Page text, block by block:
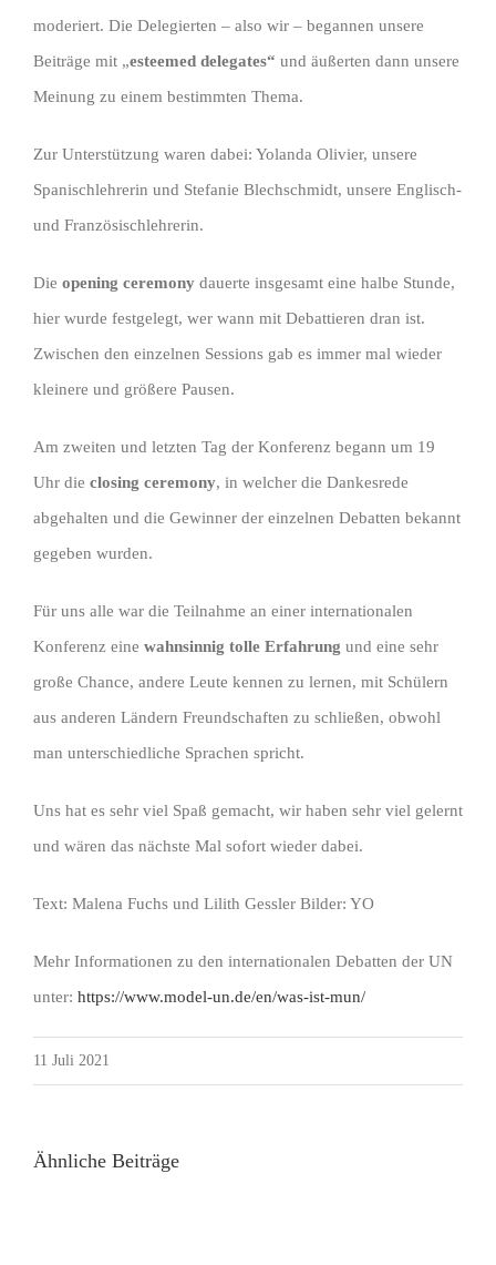
moderiert. Die Delegierten – also wir – begannen unsere
Beiträge mit „esteemed delegates“ und äußerten dann unsere
Meinung zu einem bestimmten Thema.
Zur Unterstützung waren dabei: Yolanda Olivier, unsere
Spanischlehrerin und Stefanie Blechschmidt, unsere Englisch-
und Französischlehrerin.
Die opening ceremony dauerte insgesamt eine halbe Stunde,
hier wurde festgelegt, wer wann mit Debattieren dran ist.
Zwischen den einzelnen Sessions gab es immer mal wieder
kleinere und größere Pausen.
Am zweiten und letzten Tag der Konferenz begann um 19
Uhr die closing ceremony, in welcher die Dankesrede
abgehalten und die Gewinner der einzelnen Debatten bekannt
gegeben wurden.
Für uns alle war die Teilnahme an einer internationalen
Konferenz eine wahnsinnig tolle Erfahrung und eine sehr
große Chance, andere Leute kennen zu lernen, mit Schülern
aus anderen Ländern Freundschaften zu schließen, obwohl
man unterschiedliche Sprachen spricht.
Uns hat es sehr viel Spaß gemacht, wir haben sehr viel gelernt
und wären das nächste Mal sofort wieder dabei.
Text: Malena Fuchs und Lilith Gessler Bilder: YO
Mehr Informationen zu den internationalen Debatten der UN
unter: https://www.model-un.de/en/was-ist-mun/
11 Juli 2021
Ähnliche Beiträge